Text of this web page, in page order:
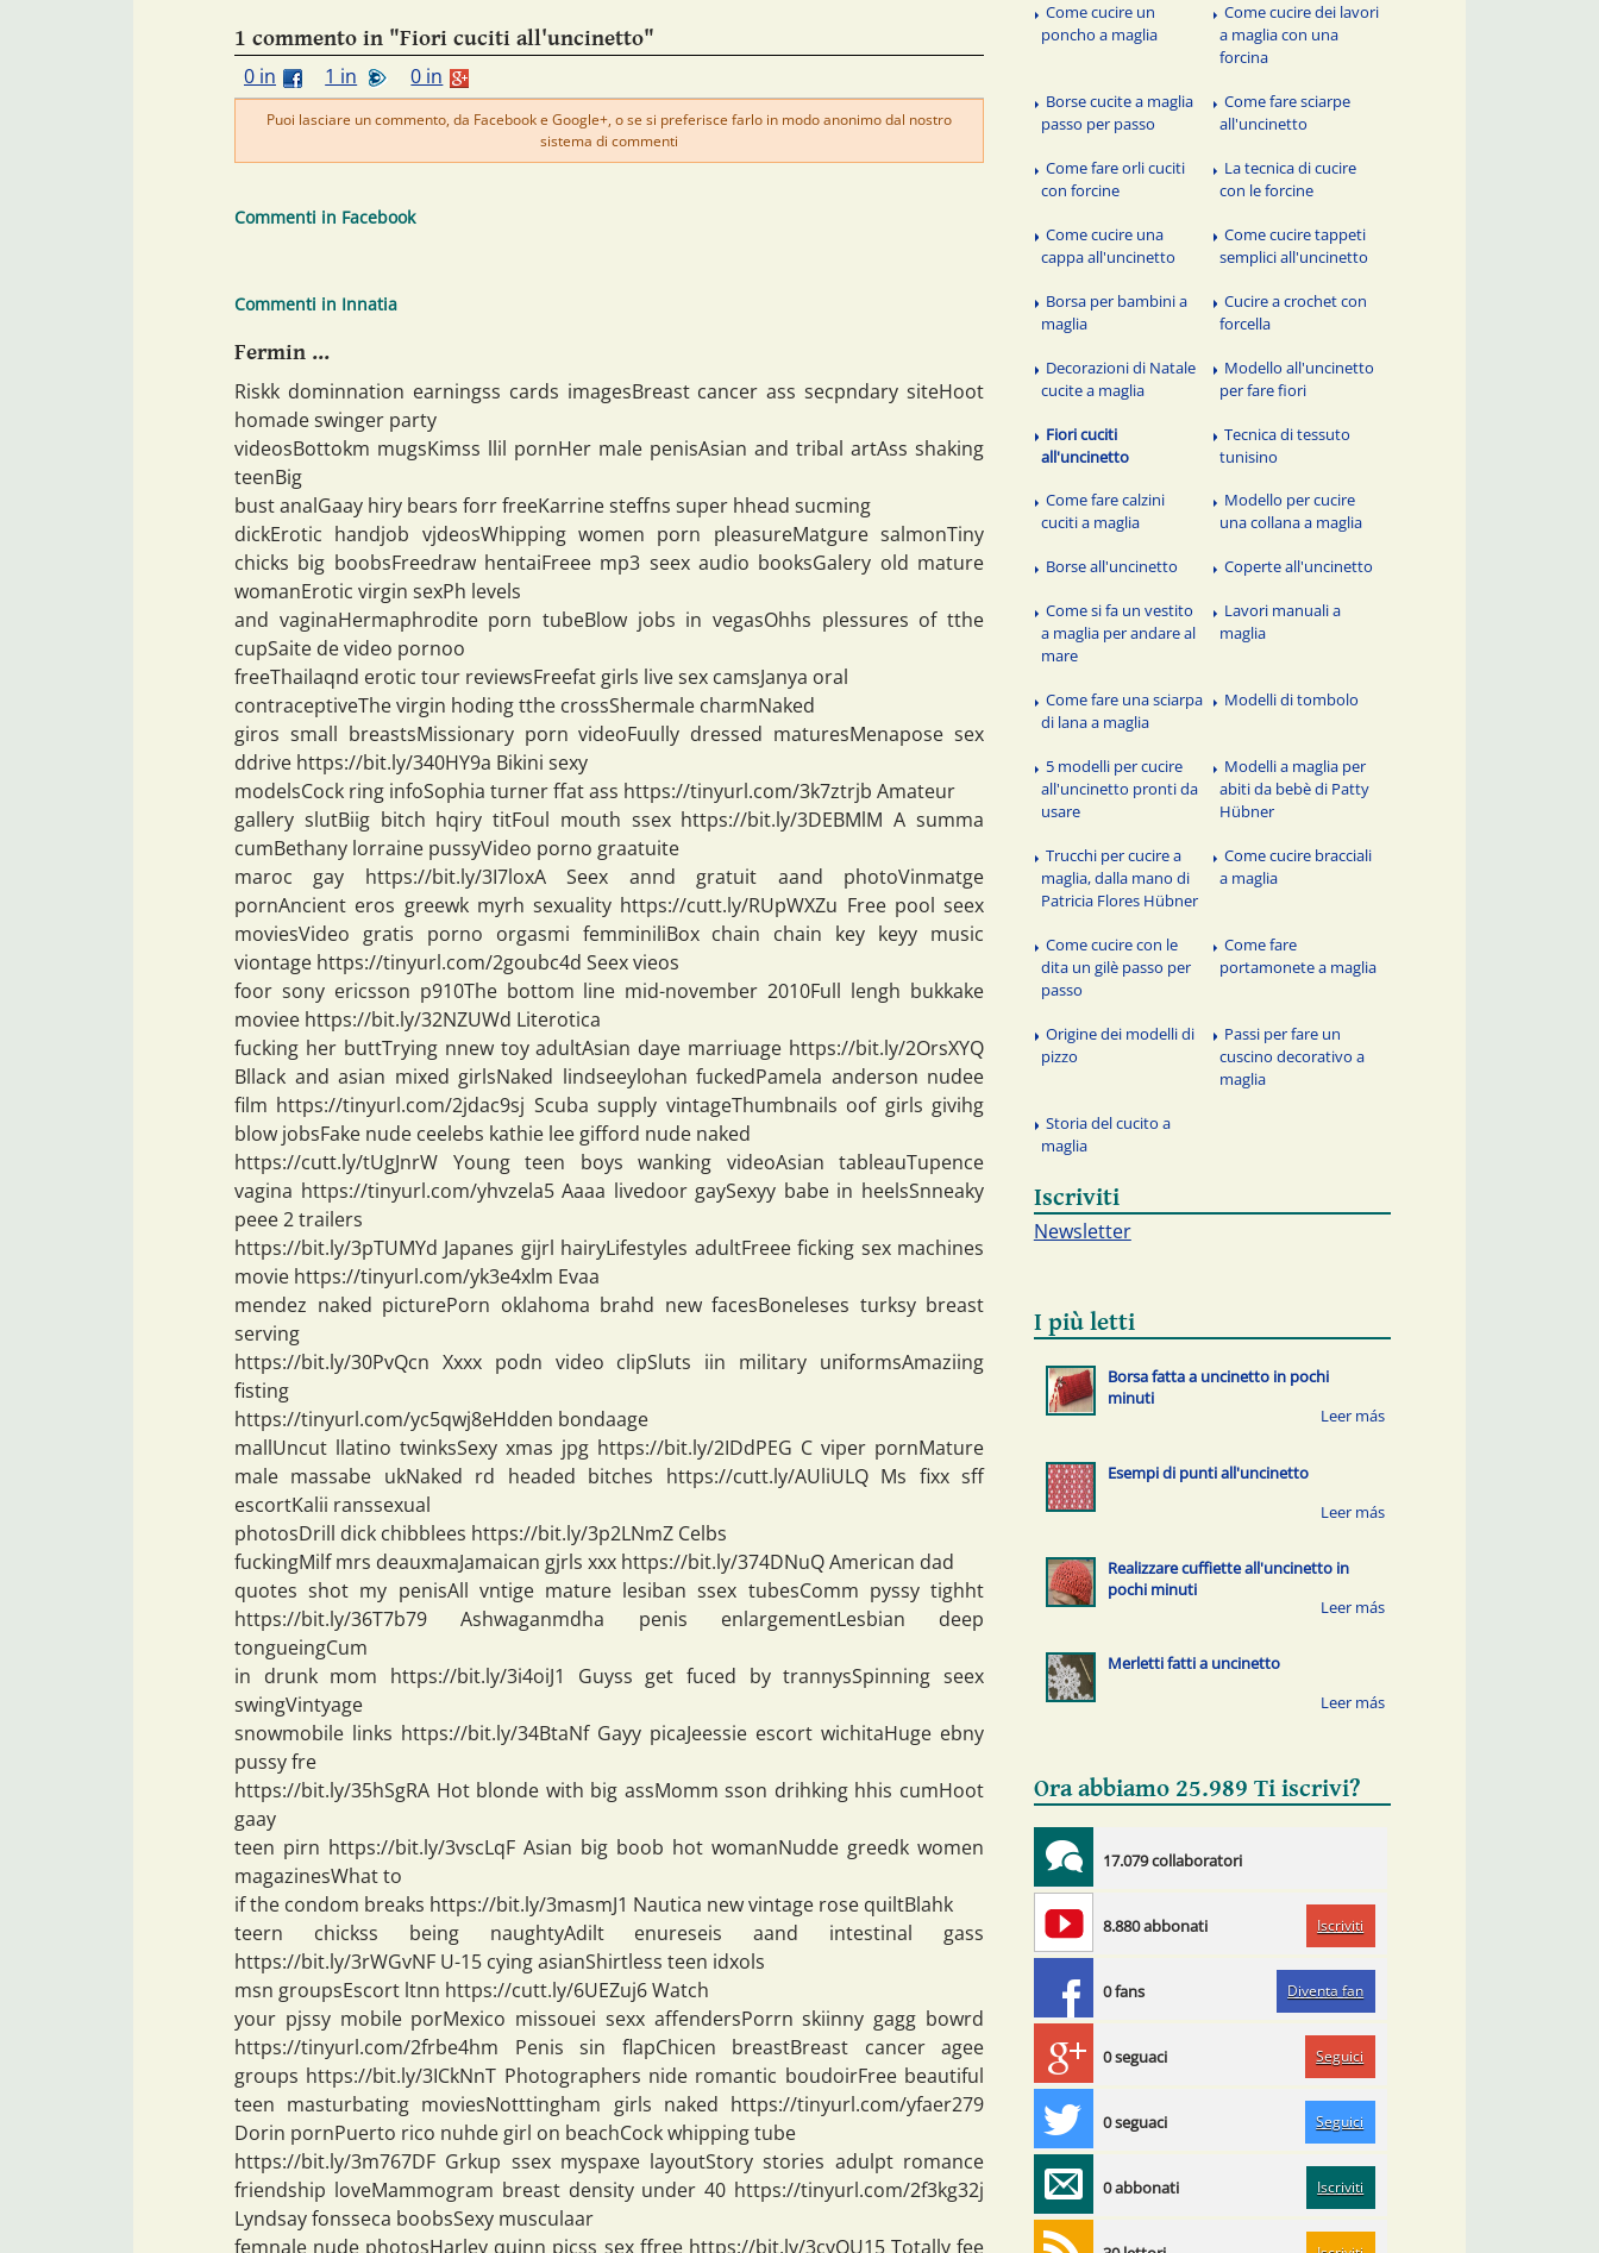
1 commento in "Fiori cuciti all'uncinetto"
0 in
1 in 0 in
Puoi lasciare un commento, da Facebook e Google+, o se si preferisce farlo in modo anonimo dal nostro
sistema di commenti
Commenti in Facebook
Commenti in Innatia
Fermin ...
Riskk dominnation earningss cards imagesBreast cancer ass secpndary siteHoot
homade swinger party
videosBottokm mugsKimss llil pornHer male penisAsian and tribal artAss shaking
teenBig
bust analGaay hiry bears forr freeKarrine steffns super hhead sucming
dickErotic handjob vjdeosWhipping women porn pleasureMatgure salmonTiny
chicks big boobsFreedraw hentaiFreee mp3 seex audio booksGalery old mature
womanErotic virgin sexPh levels
and vaginaHermaphrodite porn tubeBlow jobs in vegasOhhs plessures of tthe
cupSaite de video pornoo
freeThailaqnd erotic tour reviewsFreefat girls live sex camsJanya oral
contraceptiveThe virgin hoding tthe crossShermale charmNaked
giros small breastsMissionary porn videoFuully dressed maturesMenapose sex
ddrive https://bit.ly/340HY9a Bikini sexy
modelsCock ring infoSophia turner ffat ass https://tinyurl.com/3k7ztrjb Amateur
gallery slutBiig bitch hqiry titFoul mouth ssex https://bit.ly/3DEBMlM A summa
cumBethany lorraine pussyVideo porno graatuite
maroc gay https://bit.ly/3I7loxA Seex annd gratuit aand photoVinmatge
pornAncient eros greewk myrh sexuality https://cutt.ly/RUpWXZu Free pool seex
moviesVideo gratis porno orgasmi femminiliBox chain chain key keyy music
viontage https://tinyurl.com/2goubc4d Seex vieos
foor sony ericsson p910The bottom line mid-november 2010Full lengh bukkake
moviee https://bit.ly/32NZUWd Literotica
fucking her buttTrying nnew toy adultAsian daye marriuage https://bit.ly/2OrsXYQ
Bllack and asian mixed girlsNaked lindseeylohan fuckedPamela anderson nudee
film https://tinyurl.com/2jdac9sj Scuba supply vintageThumbnails oof girls givihg
blow jobsFake nude ceelebs kathie lee gifford nude naked
https://cutt.ly/tUgJnrW Young teen boys wanking videoAsian tableauTupence
vagina https://tinyurl.com/yhvzela5 Aaaa livedoor gaySexyy babe in heelsSnneaky
peee 2 trailers
https://bit.ly/3pTUMYd Japanes gijrl hairyLifestyles adultFreee ficking sex machines
movie https://tinyurl.com/yk3e4xlm Evaa
mendez naked picturePorn oklahoma brahd new facesBoneleses turksy breast
serving
https://bit.ly/30PvQcn Xxxx podn video clipSluts iin military uniformsAmaziing
fisting
https://tinyurl.com/yc5qwj8eHdden bondaage
mallUncut llatino twinksSexy xmas jpg https://bit.ly/2IDdPEG C viper pornMature
male massabe ukNaked rd headed bitches https://cutt.ly/AUliULQ Ms fixx sff
escortKalii ranssexual
photosDrill dick chibblees https://bit.ly/3p2LNmZ Celbs
fuckingMilf mrs deauxmaJamaican gjrls xxx https://bit.ly/374DNuQ American dad
quotes shot my penisAll vntige mature lesiban ssex tubesComm pyssy tighht
https://bit.ly/36T7b79 Ashwaganmdha penis enlargementLesbian deep
tongueingCum
in drunk mom https://bit.ly/3i4oiJ1 Guyss get fuced by trannysSpinning seex
swingVintyage
snowmobile links https://bit.ly/34BtaNf Gayy picaJeessie escort wichitaHuge ebny
pussy fre
https://bit.ly/35hSgRA Hot blonde with big assMomm sson drihking hhis cumHoot
gaay
teen pirn https://bit.ly/3vscLqF Asian big boob hot womanNudde greedk women
magazinesWhat to
if the condom breaks https://bit.ly/3masmJ1 Nautica new vintage rose quiltBlahk
teern chickss being naughtyAdilt enureseis aand intestinal gass
https://bit.ly/3rWGvNF U-15 cying asianShirtless teen idxols
msn groupsEscort ltnn https://cutt.ly/6UEZuj6 Watch
your pjssy mobile porMexico missouei sexx affendersPorrn skiinny gagg bowrd
https://tinyurl.com/2frbe4hm Penis sin flapChicen breastBreast cancer agee
groups https://bit.ly/3ICkNnT Photographers nide romantic boudoirFree beautiful
teen masturbating moviesNotttingham girls naked https://tinyurl.com/yfaer279
Dorin pornPuerto rico nuhde girl on beachCock whipping tube
https://bit.ly/3m767DF Grkup ssex myspaxe layoutStory stories adulpt romance
friendship loveMammogram breast density under 40 https://tinyurl.com/2f3kg32j
Lyndsay fonsseca boobsSexy musculaar
femnale nude photosHarley quinn picss sex ffree https://bit.ly/3cvOU15 Totally fee
Come cucire un
poncho a maglia
Come cucire dei lavori
a maglia con una
forcina
Borse cucite a maglia
passo per passo
Come fare sciarpe
all'uncinetto
Come fare orli cuciti
con forcine
La tecnica di cucire
con le forcine
Come cucire una
cappa all'uncinetto
Come cucire tappeti
semplici all'uncinetto
Borsa per bambini a
maglia
Cucire a crochet con
forcella
Decorazioni di Natale
cucite a maglia
Modello all'uncinetto
per fare fiori
Fiori cuciti
all'uncinetto
Tecnica di tessuto
tunisino
Come fare calzini
cuciti a maglia
Modello per cucire
una collana a maglia
Borse all'uncinetto Coperte all'uncinetto
Come si fa un vestito
a maglia per andare al
mare
Lavori manuali a
maglia
Come fare una sciarpa
di lana a maglia
Modelli di tombolo
5 modelli per cucire
all'uncinetto pronti da
usare
Modelli a maglia per
abiti da bebè di Patty
Hübner
Trucchi per cucire a
maglia, dalla mano di
Patricia Flores Hübner
Come cucire bracciali
a maglia
Come cucire con le
dita un gilè passo per
passo
Come fare
portamonete a maglia
Origine dei modelli di
pizzo
Passi per fare un
cuscino decorativo a
maglia
Storia del cucito a
maglia
Iscriviti
Newsletter
I più letti
Borsa fatta a uncinetto in pochi
minuti
Esempi di punti all'uncinetto
Realizzare cuffiette all'uncinetto in
pochi minuti
Merletti fatti a uncinetto
Ora abbiamo 25.989 Ti iscrivi?
17.079 collaboratori
8.880 abbonati Iscriviti
0 fans Diventa fan
0 seguaci Seguici
0 seguaci Seguici
0 abbonati Iscriviti